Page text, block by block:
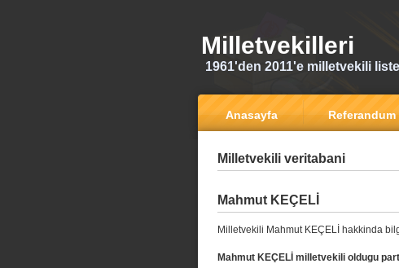
Milletvekilleri
1961'den 2011'e milletvekili
Anasayfa Referandum
Milletvekili veritabani
Mahmut KEÇELİ
Milletvekili Mahmut KEÇELİ hakkinda
Mahmut KEÇELİ milletvekili oldugu